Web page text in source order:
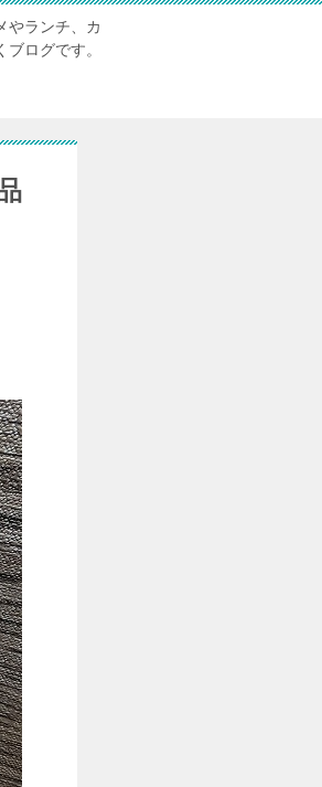
やランチ、カ
ログです。